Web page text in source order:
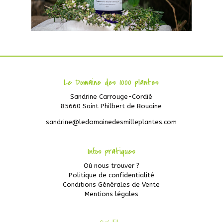
Le Domaine des 1000 plantes
Sandrine Carrouge-Cordié
85660 Saint Philbert de Bouaine
sandrine@ledomainedesmilleplantes.com
Infos pratiques
Où nous trouver ?
Politique de confidentialité
Conditions Générales de Vente
Mentions légales